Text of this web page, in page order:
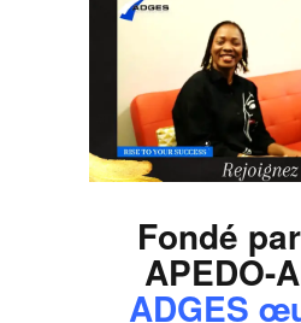
Fondé
APEDO-
ADGES